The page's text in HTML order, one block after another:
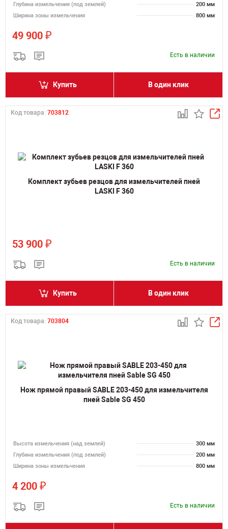
Глубина измельчения (под землей)
200 мм
Ширина зоны измельчения
800 мм
49 900 ₽
Есть в наличии
Купить В один клик
Код товара: 703812
Комплект зубьев резцов для измельчителей пней
LASKI F 360
53 900 ₽
Есть в наличии
Купить В один клик
Код товара: 703804
Нож прямой правый SABLE 203-450 для измельчителя
пней Sable SG 450
Высота измельчения (над землей)
300 мм
Глубина измельчения (под землей)
200 мм
Ширина зоны измельчения
800 мм
4 200 ₽
Есть в наличии